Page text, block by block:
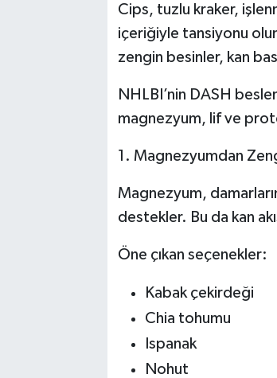
Cips, tuzlu kraker,
içeriğiyle tansiyonu
zengin besinler, kan
NHLBI’nin DASH
magnezyum, lif ve
1. Magnezyumdan
Magnezyum,
destekler. Bu da kan
Öne çıkan seçenekler:
Kabak çekirdeği
Chia tohumu
Ispanak
Nohut